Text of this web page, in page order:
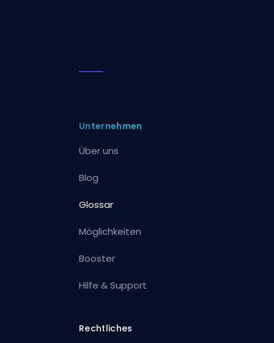
Unternehmen
Über uns
Blog
Glossar
Möglichkeiten
Booster
Hilfe & Support
Rechtliches